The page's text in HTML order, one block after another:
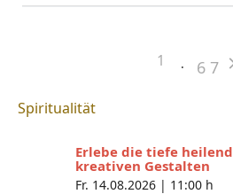
1 6 7
Spiritualität
Erlebe die tiefe
kreativen Gestalten
Fr. 14.08.2026 | 11:00 h